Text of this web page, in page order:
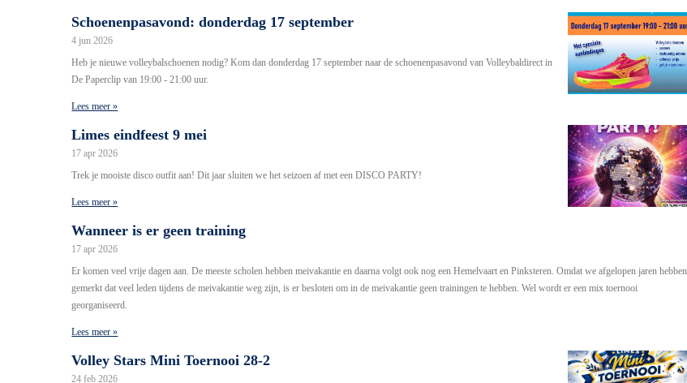
Schoenenpasavond: donderdag 17 september
4 jun 2026
Heb je nieuwe volleybalschoenen nodig? Kom dan donderdag 17 september naar de schoenenpasavond van Volleybaldirect in
De Paperclip van 19:00 - 21:00 uur.
Lees meer »
Limes eindfeest 9 mei
17 apr 2026
Trek je mooiste disco outfit aan! Dit jaar sluiten we het seizoen af met een DISCO PARTY!
Lees meer »
Wanneer is er geen training
17 apr 2026
Er komen veel vrije dagen aan. De meeste scholen hebben meivakantie en daarna volgt ook nog een Hemelvaart en Pinksteren. Omdat we afgelopen jaren hebben
gemerkt dat veel leden tijdens de meivakantie weg zijn, is er besloten om in de meivakantie geen trainingen te hebben. Wel wordt er een mix toernooi
georganiseerd.
Lees meer »
Volley Stars Mini Toernooi 28-2
24 feb 2026